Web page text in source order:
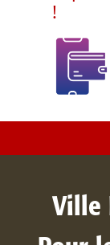
!
Ville